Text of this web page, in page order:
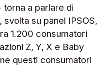
a parlare di
su panel IPSOS,
1.200 consumatori
Z, Y, X e Baby
questi consumatori